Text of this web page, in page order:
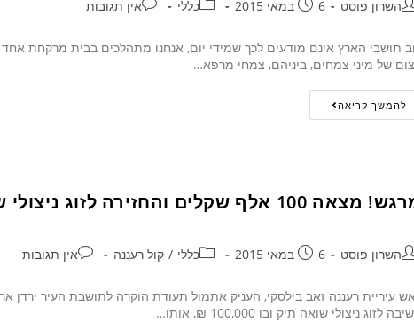
השרון פוסט 6 במאי 2015 כללי אין תגובות
תושבי הארץ אינם מודעים לכך שמידי יום, אנחנו מתהלכים בבית מרקחת אחד
של מיני צמחים, ביניהם, צמחי מרפא…
להמשך קריאה
מצאה 100 אלף שקלים והחזירה לזוג ניצולי שואה מרעננה
השרון פוסט 6 במאי 2015 כללי / קול רעננה אין תגובות
עיריית רעננה זאב בילסקי, העניק אתמול תעודת הוקרה לתושבת העיר ירדן
לזוג ניצולי שואה תיק ובו 100,000 ₪, אותו…